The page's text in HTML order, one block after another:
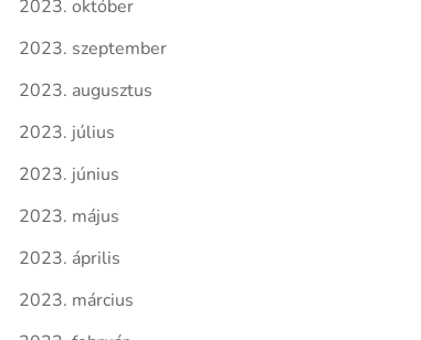
2023. október
2023. szeptember
2023. augusztus
2023. július
2023. június
2023. május
2023. április
2023. március